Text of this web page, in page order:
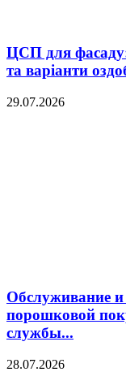
ЦСП для
та варіанти
29.07.2026
Обслуживание и
порошковой
службы...
28.07.2026